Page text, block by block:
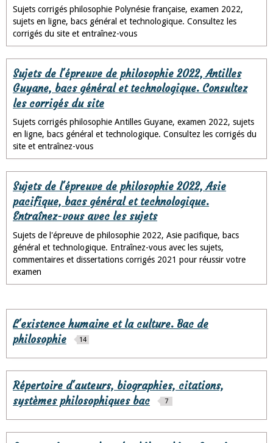
Sujets corrigés philosophie Polynésie française, examen 2022,
sujets en ligne, bacs général et technologique. Consultez les
corrigés du site et entraînez-vous
Sujets de l'épreuve de philosophie 2022, Antilles
Guyane, bacs général et technologique. Consultez
les corrigés du site
Sujets corrigés philosophie Antilles Guyane, examen 2022, sujets
en ligne, bacs général et technologique. Consultez les corrigés du
site et entraînez-vous
Sujets de l'épreuve de philosophie 2022, Asie
pacifique, bacs général et technologique.
Entraînez-vous avec les sujets
Sujets de l'épreuve de philosophie 2022, Asie pacifique, bacs
général et technologique. Entraînez-vous avec les sujets,
commentaires et dissertations corrigés 2021 pour réussir votre
examen
L'existence humaine et la culture. Bac de
philosophie
14
Répertoire d'auteurs, biographies, citations,
systèmes philosophiques bac
7